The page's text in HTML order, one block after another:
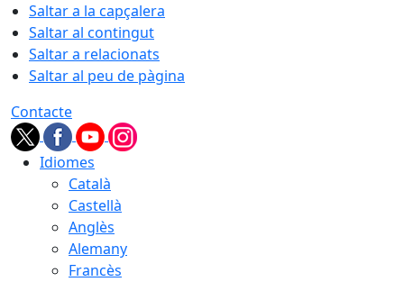
Saltar a la capçalera
Saltar al contingut
Saltar a relacionats
Saltar al peu de pàgina
Contacte
Idiomes
Català
Castellà
Anglès
Alemany
Francès